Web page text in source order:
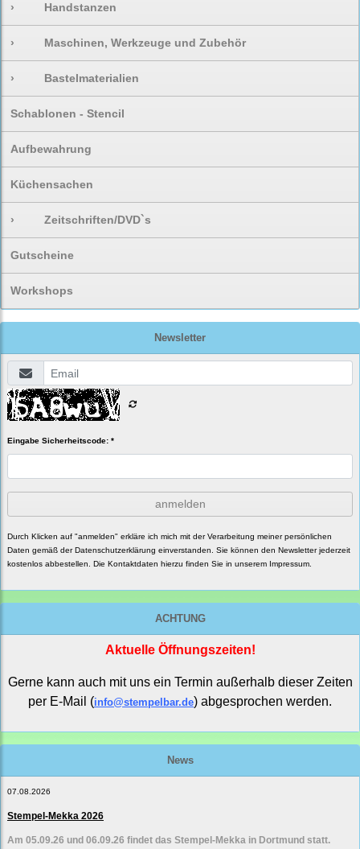
› Handstanzen
› Maschinen, Werkzeuge und Zubehör
› Bastelmaterialien
Schablonen - Stencil
Aufbewahrung
Küchensachen
› Zeitschriften/DVD`s
Gutscheine
Workshops
Newsletter
Eingabe Sicherheitscode: *
anmelden
Durch Klicken auf "anmelden" erkläre ich mich mit der Verarbeitung meiner persönlichen
Daten gemäß der Datenschutzerklärung einverstanden. Sie können den Newsletter jederzeit
kostenlos abbestellen. Die Kontaktdaten hierzu finden Sie in unserem Impressum.
ACHTUNG
Aktuelle Öffnungszeiten!
Gerne kann auch mit uns ein Termin außerhalb dieser Zeiten
per E-Mail (info@stempelbar.de) abgesprochen werden.
News
07.08.2026
Stempel-Mekka 2026
Am 05.09.26 und 06.09.26 findet das Stempel-Mekka in Dortmund statt.